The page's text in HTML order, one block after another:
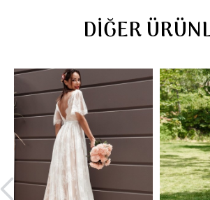
DIĞER